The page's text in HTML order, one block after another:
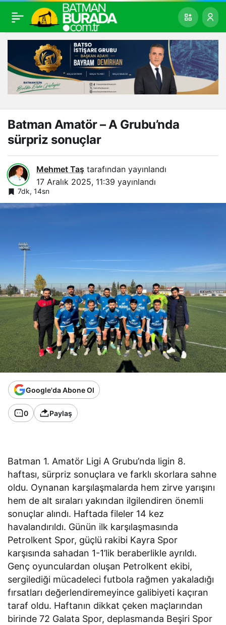
Batman Amatör – A Grubu’nda
sürpriz sonuçlar
Mehmet Taş tarafından yayınlandı
17 Aralık 2025, 11:39 yayınlandı
7dk, 14sn
Google'da Abone Ol
0 Paylaş
Batman 1. Amatör Ligi A Grubu’nda ligin 8.
haftası, sürpriz sonuçlara ve farklı skorlara sahne
oldu. Oynanan karşılaşmalarda hem zirve yarışını
hem de alt sıraları yakından ilgilendiren önemli
sonuçlar alındı. Haftada fileler 14 kez
havalandırıldı. Günün ilk karşılaşmasında
Petrolkent Spor, güçlü rakibi Kayra Spor
karşısında sahadan 1-1’lik beraberlikle ayrıldı.
Genç oyunculardan oluşan Petrolkent ekibi,
sergilediği mücadeleci futbola rağmen yakaladığı
fırsatları değerlendiremeyince galibiyeti kaçıran
taraf oldu. Haftanın dikkat çeken maçlarından
birinde 72 Galata Spor, deplasmanda Beşiri Spor